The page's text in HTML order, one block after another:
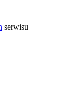
serwisu